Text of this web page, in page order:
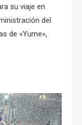
su viaje en
del
de «Yume»,